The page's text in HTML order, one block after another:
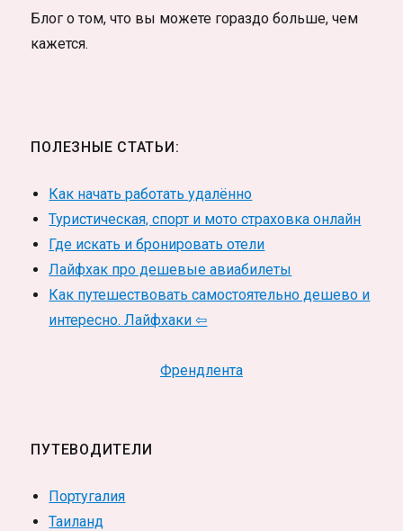
Блог о том, что вы можете гораздо больше, чем
кажется.
ПОЛЕЗНЫЕ СТАТЬИ:
Как начать работать удалённо
Туристическая, спорт и мото страховка онлайн
Где искать и бронировать отели
Лайфхак про дешевые авиабилеты
Как путешествовать самостоятельно дешево и
интересно. Лайфхаки ⇦
Френдлента
ПУТЕВОДИТЕЛИ
Португалия
Таиланд